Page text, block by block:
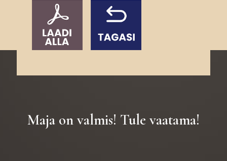
Maja on valmis! Tule vaatama!